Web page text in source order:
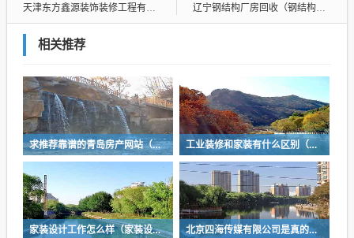
天津东方鑫源装饰装修工程有限公司（天津东方鑫源装饰装修工程有限公司怎么样） 辽宁钢结构厂房回收（钢结构厂房回收电话）
相关推荐
求推荐靠谱的青岛房产网站（实用的室内设计网站有哪些） 工业装修和家装有什么区别（工装和家装哪个要求高）
家装设计工作怎么样（家装设计工作怎么样啊） 北京四海传媒有限公司是真的吗（北京市保障性住房建设投资中心网站是什么）